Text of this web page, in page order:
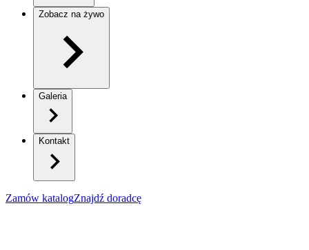
Zobacz na żywo
Galeria
Kontakt
Zamów katalogZnajdź doradcę